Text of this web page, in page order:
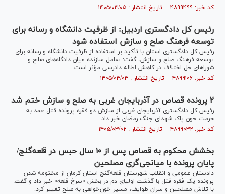
کد خبر: ۴۸۹۹۴۹۹ تاریخ انتشار : ۱۴۰۵/۰۳/۰۵
رئیس کل دادگستری اردبیل: از ظرفیت دانشگاه و رسانه برای
توسعه فرهنگ صلح و سازش استفاده شود
رئیس کل دادگستری استان با تأکید بر استفاده از ظرفیت دانشگاه و رسانه برای
توسعه فرهنگ صلح و سازش، گفت: تعامل سازنده میان دادگاه‌های صلح و
شوراهای حل اختلاف در کاهش اطاله دادرسی مؤثر است.
کد خبر: ۴۸۹۹۱۰۶ تاریخ انتشار : ۱۴۰۵/۰۳/۰۳
۲ پرونده قصاص در آذربایجان غربی به صلح و سازش ختم شد
رئیس کل دادگستری آذربایجان غربی از سازش دو فقره پرونده قتل عمد به
حرمت خون پاک شهدای جنگ رمضان خبر داد.
کد خبر: ۴۸۹۹۰۳۲ تاریخ انتشار : ۱۴۰۵/۰۳/۰۲
بخشش محکوم به قصاص پس از ۱۰ سال حبس در قلعه‌گنج/
پایان پرونده با میانجی‌گری مصلحین
دادستان عمومی و انقلاب شهرستان قلعه‌گنج استان کرمان از مختومه شدن
پرونده یک فقره قتل با گذشت اولیای دم در بخش «سرخ قلعه» خبر داد و گفت:
با تلاش مصلحین و سران طوایف، مسیر خون‌خواهی به صلح تغییر کرد.